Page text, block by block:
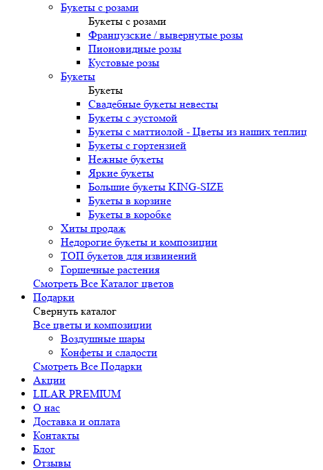
Букеты с розами
Букеты с розами
Французские / вывернутые розы
Пионовидные розы
Кустовые розы
Букеты
Букеты
Свадебные букеты невесты
Букеты с эустомой
Букеты с маттиолой - Цветы из наших теплиц
Букеты с гортензией
Нежные букеты
Яркие букеты
Большие букеты KING-SIZE
Букеты в корзине
Букеты в коробке
Хиты продаж
Недорогие букеты и композиции
ТОП букетов для извинений
Горшечные растения
Смотреть Все Каталог цветов
Подарки
Свернуть каталог
Все цветы и композиции
Воздушные шары
Конфеты и сладости
Смотреть Все Подарки
Акции
LILAR PREMIUM
О нас
Доставка и оплата
Контакты
Блог
Отзывы